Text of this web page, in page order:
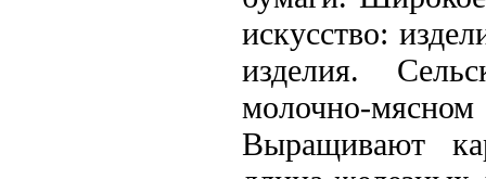
искусство:
изделия.
молочно-мясном
Выращивают